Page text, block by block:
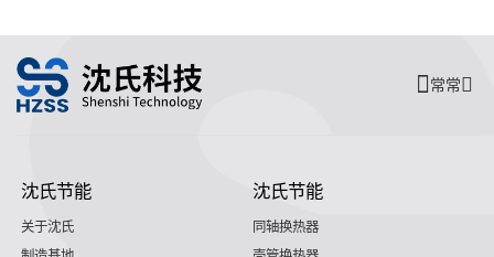
常常
沈氏节能
关于沈氏
沈氏节能
同轴换热器